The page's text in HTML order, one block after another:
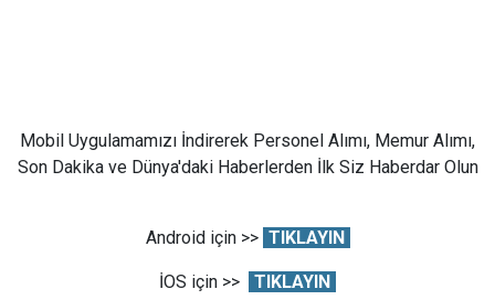
Mobil Uygulamamızı İndirerek Personel Alımı, Memur Alımı,
Son Dakika ve Dünya'daki Haberlerden İlk Siz Haberdar Olun
Android için >> TIKLAYIN
İOS için >> TIKLAYIN